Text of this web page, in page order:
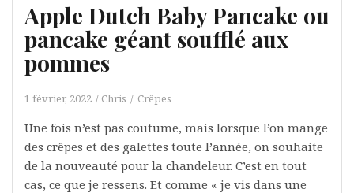
Apple Dutch Baby Pancake ou
pancake géant soufflé aux
pommes
1 février, 2022 Chris Crêpes
Une fois n’est pas coutume, mais lorsque l’on mange
des crêpes et des galettes toute l’année, on souhaite
de la nouveauté pour la chandeleur. C’est en tout
cas, ce que je ressens. Et comme « je vis dans une